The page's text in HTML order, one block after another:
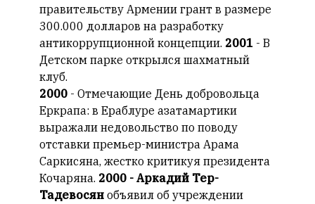
правительству Армении грант в размере
300.000 долларов на разработку
антикоррупционной концепции. 2001 - В
Детском парке открылся шахматный
клуб.
2000 - Отмечающие День добровольца
Еркрапа: в Ераблуре азатамартики
выражали недовольство по поводу
отставки премьер-министра Арама
Саркисяна, жестко критикуя президента
Кочаряна. 2000 - Аркадий Тер-
Тадевосян объявил об учреждении